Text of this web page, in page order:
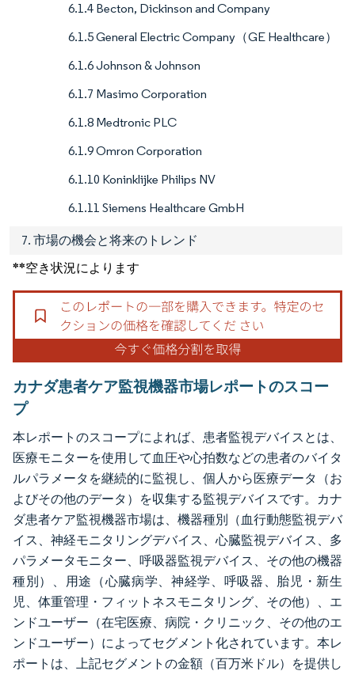
6.1.4 Becton, Dickinson and Company
6.1.5 General Electric Company（GE Healthcare）
6.1.6 Johnson & Johnson
6.1.7 Masimo Corporation
6.1.8 Medtronic PLC
6.1.9 Omron Corporation
6.1.10 Koninklijke Philips NV
6.1.11 Siemens Healthcare GmbH
7. 市場の機会と将来のトレンド
**空き状況によります
カナダ患者ケア監視機器市場レポートのスコー
プ
本レポートのスコープによれば、患者監視デバイスとは、
医療モニターを使用して血圧や心拍数などの患者のバイタ
ルパラメータを継続的に監視し、個人から医療データ（お
よびその他のデータ）を収集する監視デバイスです。カナ
ダ患者ケア監視機器市場は、機器種別（血行動態監視デバ
イス、神経モニタリングデバイス、心臓監視デバイス、多
パラメータモニター、呼吸器監視デバイス、その他の機器
種別）、用途（心臓病学、神経学、呼吸器、胎児・新生
児、体重管理・フィットネスモニタリング、その他）、エ
ンドユーザー（在宅医療、病院・クリニック、その他のエ
ンドユーザー）によってセグメント化されています。本レ
ポートは、上記セグメントの金額（百万米ドル）を提供し